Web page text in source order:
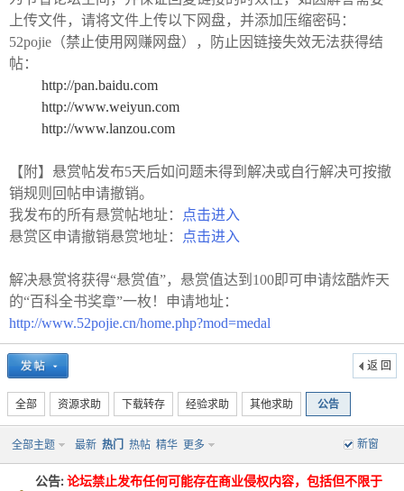
上传文件，请将文件上传以下网盘，并添加压缩密码：
52pojie（禁止使用网赚网盘），防止因链接失效无法获得结
帖：
http://pan.baidu.com
http://www.weiyun.com
http://www.lanzou.com
【附】悬赏帖发布5天后如问题未得到解决或自行解决可按撤
销规则回帖申请撤销。
我发布的所有悬赏帖地址：
点击进入
悬赏区申请撤销悬赏地址：
点击进入
解决悬赏将获得“悬赏值”，悬赏值达到100即可申请炫酷炸天
的“百科全书奖章”一枚！申请地址：
http://www.52pojie.cn/home.php?mod=medal
返 回
全部 资源求助 下载转存 经验求助 其他求助 公告
新窗
全部主题 最新 热门 热帖 精华 更多
公告:论坛禁止发布任何可能存在商业侵权内容，包括但不限于